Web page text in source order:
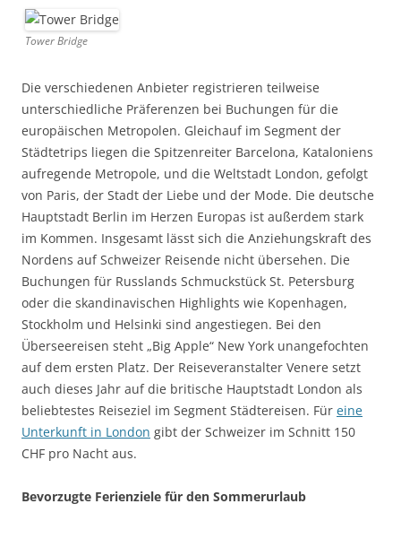
Tower Bridge
Die verschiedenen Anbieter registrieren teilweise
unterschiedliche Präferenzen bei Buchungen für die
europäischen Metropolen. Gleichauf im Segment der
Städtetrips liegen die Spitzenreiter Barcelona, Kataloniens
aufregende Metropole, und die Weltstadt London, gefolgt
von Paris, der Stadt der Liebe und der Mode. Die deutsche
Hauptstadt Berlin im Herzen Europas ist außerdem stark
im Kommen. Insgesamt lässt sich die Anziehungskraft des
Nordens auf Schweizer Reisende nicht übersehen. Die
Buchungen für Russlands Schmuckstück St. Petersburg
oder die skandinavischen Highlights wie Kopenhagen,
Stockholm und Helsinki sind angestiegen. Bei den
Überseereisen steht „Big Apple“ New York unangefochten
auf dem ersten Platz. Der Reiseveranstalter Venere setzt
auch dieses Jahr auf die britische Hauptstadt London als
beliebtestes Reiseziel im Segment Städtereisen. Für eine
Unterkunft in London gibt der Schweizer im Schnitt 150
CHF pro Nacht aus.
Bevorzugte Ferienziele für den Sommerurlaub